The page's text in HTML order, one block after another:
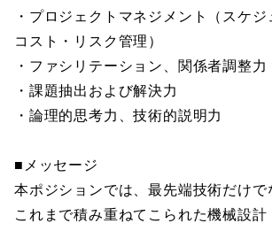
・プロジェクトマネジメント（スケジ
コスト・リスク管理）
・ファシリテーション、関係者調整力
・課題抽出および解決力
・論理的思考力、技術的説明力
■メッセージ
本ポジションでは、最先端技術だけで
これまで積み重ねてこられた機械設計